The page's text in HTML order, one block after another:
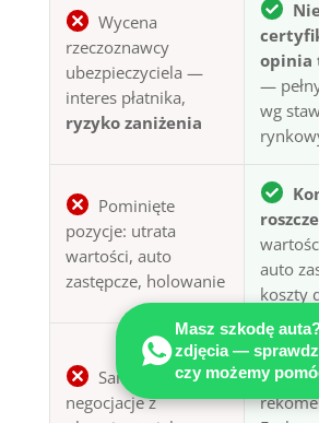
Wycena
rzeczoznawcy
ubezpieczyciela —
interes płatnika,
ryzyko zaniżenia
opinia
—
wg
Pominięte
pozycje: utrata
wartości, auto
zastępcze, holowanie
auto
koszty
Samotne
negocjacje z
polsku
Masz szkodę
zdjęcia —
czy możemy